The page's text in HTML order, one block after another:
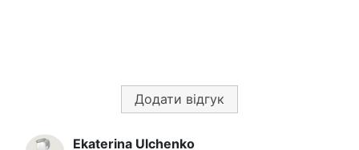
Додати відгук
Ekaterina Ulchenko